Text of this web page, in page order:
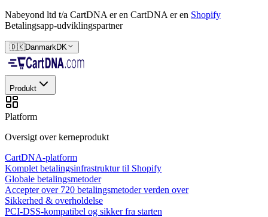
Nabeyond ltd t/a CartDNA er en CartDNA er en Shopify
Betalingsapp-udviklingspartner
🇩🇰DanmarkDK
Produkt
Platform
Oversigt over kerneprodukt
CartDNA-platform
Komplet betalingsinfrastruktur til Shopify
Globale betalingsmetoder
Accepter over 720 betalingsmetoder verden over
Sikkerhed & overholdelse
PCI-DSS-kompatibel og sikker fra starten